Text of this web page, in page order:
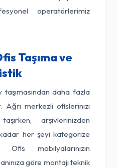
operatörlerimiz
Taşıma ve
taşımasından daha fazla
Ağrı merkezli ofislerinizi
arşivlerinizden
kadar her şeyi kategorize
mobilyalarınızın
göre montajı teknik